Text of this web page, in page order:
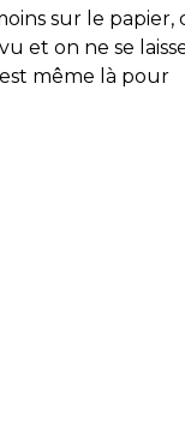
sur le papier,
et on ne se
même là pour